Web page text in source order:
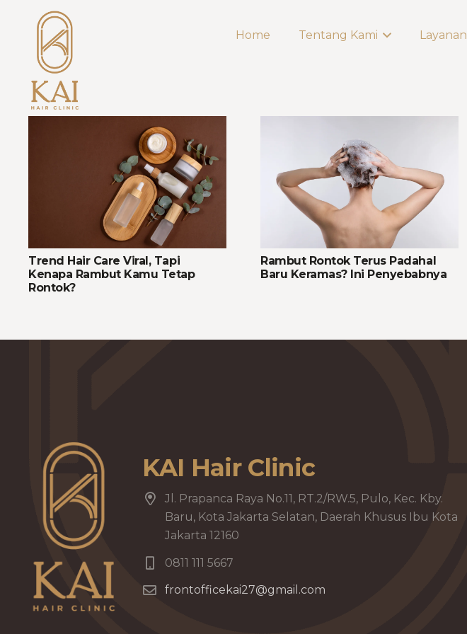
Home Tentang Kami Layanan
Trend Hair Care Viral, Tapi
Kenapa Rambut Kamu Tetap
Rontok?
Rambut Rontok Terus Padahal
Baru Keramas? Ini Penyebabnya
KAI Hair Clinic
Jl. Prapanca Raya No.11, RT.2/RW.5, Pulo, Kec. Kby.
Baru, Kota Jakarta Selatan, Daerah Khusus Ibu Kota
Jakarta 12160
0811 111 5667
frontofficekai27@gmail.com